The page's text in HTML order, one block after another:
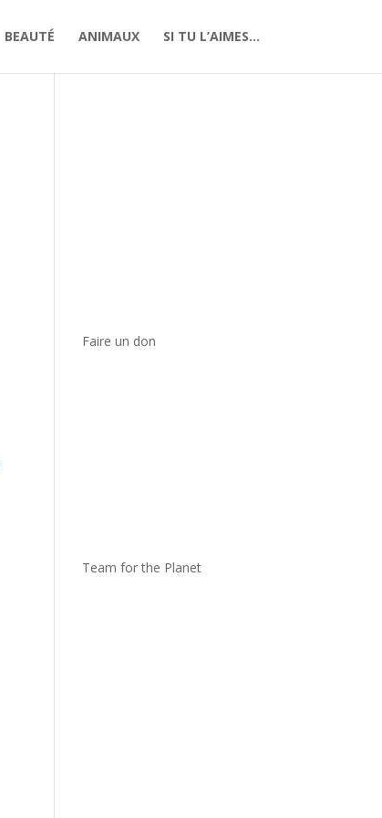
BEAUTÉ ANIMAUX SI TU L’AIMES…
Faire un don
Team for the Planet